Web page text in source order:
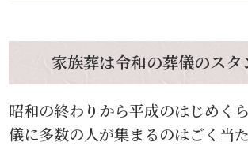
家族葬は令和の葬儀のスタ
昭和の終わりから平成のはじめく
儀に多数の人が集まるのはごく当